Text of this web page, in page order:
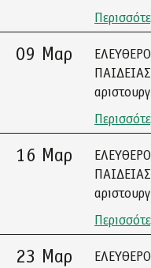
09 Μαρ
16 Μαρ
23 Μαρ